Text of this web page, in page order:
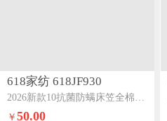
618家纺 618JF930
2026新款10抗菌防螨床笠全棉100Spro单床笠紫灰
￥50.00